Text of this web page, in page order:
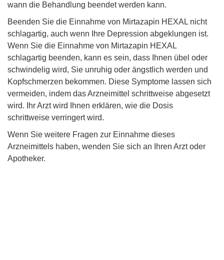
wann die Behandlung beendet werden kann.
Beenden Sie die Einnahme von Mirtazapin HEXAL nicht
schlagartig, auch wenn Ihre Depression abgeklungen ist.
Wenn Sie die Einnahme von Mirtazapin HEXAL
schlagartig beenden, kann es sein, dass Ihnen übel oder
schwindelig wird, Sie unruhig oder ängstlich werden und
Kopfschmerzen bekommen. Diese Symptome lassen sich
vermeiden, indem das Arzneimittel schrittweise abgesetzt
wird. Ihr Arzt wird Ihnen erklären, wie die Dosis
schrittweise verringert wird.
Wenn Sie weitere Fragen zur Einnahme dieses
Arzneimittels haben, wenden Sie sich an Ihren Arzt oder
Apotheker.